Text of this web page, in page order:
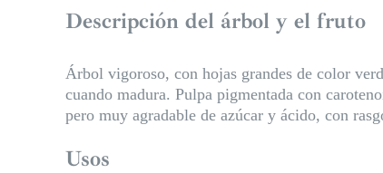
Descripción del árbol y el fruto
Árbol vigoroso, con hojas grandes de color
cuando madura. Pulpa pigmentada con
pero muy agradable de azúcar y ácido, con
Usos